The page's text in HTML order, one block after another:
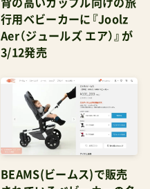
背の高いカップル向けの旅
行用ベビーカーに『Joolz
Aer（ジュールズ エア）』が
3/12発売
BEAMS(ビームス)で販売